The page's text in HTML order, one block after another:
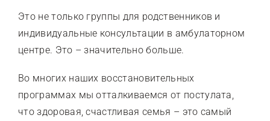
Это не только группы для родственников и
индивидуальные консультации в амбулаторном
центре. Это – значительно больше.
Во многих наших восстановительных
программах мы отталкиваемся от постулата,
что здоровая, счастливая семья – это самый